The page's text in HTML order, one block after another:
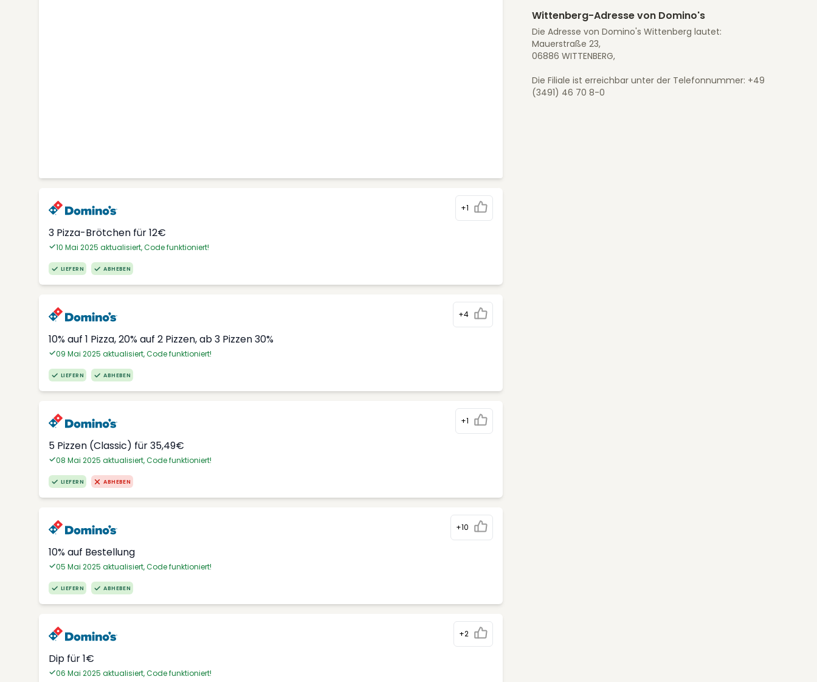
+1
3 Pizza-Brötchen für 12€
10 Mai 2025 aktualisiert, Code funktioniert!
LIEFERN ABHEBEN
+4
10% auf 1 Pizza, 20% auf 2 Pizzen, ab 3 Pizzen 30%
09 Mai 2025 aktualisiert, Code funktioniert!
LIEFERN ABHEBEN
+1
5 Pizzen (Classic) für 35,49€
08 Mai 2025 aktualisiert, Code funktioniert!
LIEFERN ABHEBEN
+10
10% auf Bestellung
05 Mai 2025 aktualisiert, Code funktioniert!
LIEFERN ABHEBEN
+2
Dip für 1€
06 Mai 2025 aktualisiert, Code funktioniert!
Wittenberg-Adresse von Domino's
Die Adresse von Domino's Wittenberg lautet:
Mauerstraße 23,
06886 WITTENBERG,
Die Filiale ist erreichbar unter der Telefonnummer: +49
(3491) 46 70 8-0